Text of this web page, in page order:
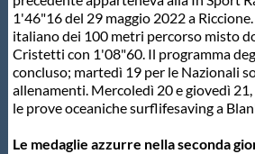
Sostenibilità
Privacy
Cookie Policy
1'46"16 del 29 maggio 2022 a
italiano dei 100 metri percorso misto
Cristetti con 1'08"60. Il programma
concluso; martedì 19 per le Nazionali
allenamenti. Mercoledì 20 e giovedì
le prove oceaniche surflifesaving a
Le medaglie azzurre nella seconda